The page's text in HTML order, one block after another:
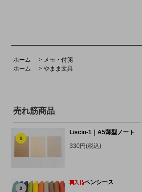
ホーム > メモ・付箋
ホーム
> やまま文具
売れ筋商品
1
Liscio-1｜A5薄型ノート
330円(税込)
2
ペンシース